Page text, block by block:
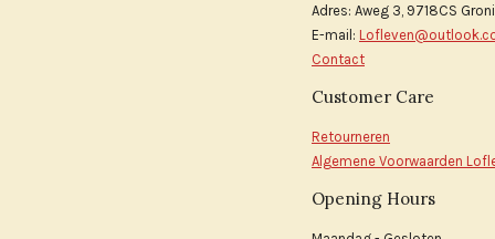
Adres: Aweg 3, 9718CS
E-mail:
Contact
Customer Care
Retourneren
Algemene Voorwaarden
Opening Hours